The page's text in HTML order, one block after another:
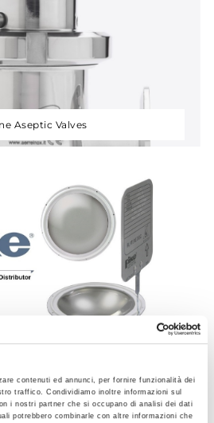
contenuti ed annunci, per fornire funzionalità dei
traffico. Condividiamo inoltre informazioni sul
i nostri partner che si occupano di analisi dei dati
potrebbero combinarle con altre informazioni che
Aseptic Valves
Rupture Discs